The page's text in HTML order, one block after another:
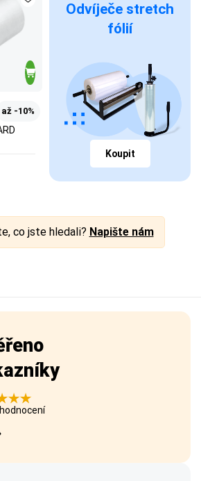
až -10%
Odvíječe stretch
fólií
Koupit
co jste hledali? Napište nám